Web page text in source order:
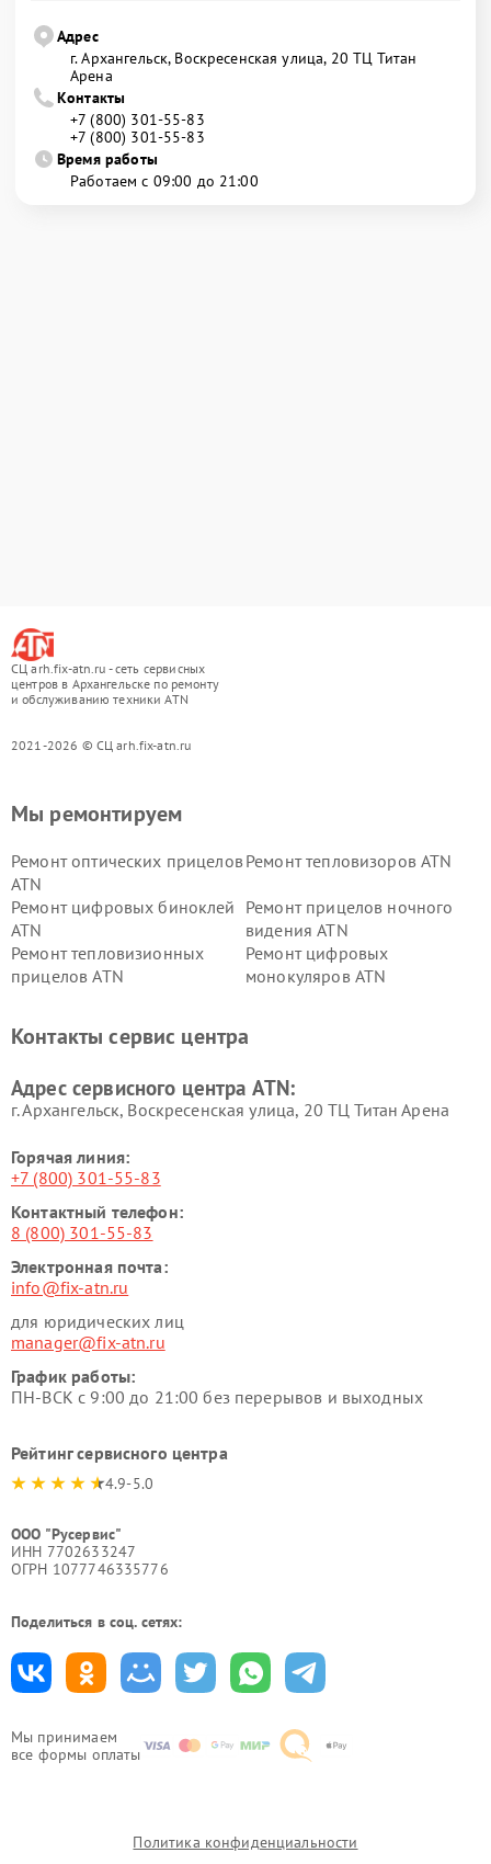
Адрес
г. Архангельск, Воскресенская улица, 20 ТЦ Титан
Арена
Контакты
+7 (800) 301-55-83
+7 (800) 301-55-83
Время работы
Работаем с 09:00 до 21:00
СЦ arh.fix-atn.ru - сеть сервисных
центров в Архангельске по ремонту
и обслуживанию техники ATN
2021-2026 © СЦ arh.fix-atn.ru
Мы принимаем
все формы оплаты
Мы ремонтируем
Ремонт оптических прицелов
ATN
Ремонт тепловизоров ATN
Ремонт цифровых биноклей
ATN
Ремонт прицелов ночного
видения ATN
Ремонт тепловизионных
прицелов ATN
Ремонт цифровых
монокуляров ATN
Контакты сервис центра
Адрес сервисного центра ATN:
г. Архангельск, Воскресенская улица, 20 ТЦ Титан Арена
Горячая линия:
+7 (800) 301-55-83
Контактный телефон:
8 (800) 301-55-83
Электронная почта:
info@fix-atn.ru
для юридических лиц
manager@fix-atn.ru
График работы:
ПН-ВСК с 9:00 до 21:00 без перерывов и выходных
Рейтинг сервисного центра
4.9-5.0
ООО "Русервис"
ИНН 7702633247
ОГРН 1077746335776
Поделиться в соц. сетях:
Политика конфиденциальности